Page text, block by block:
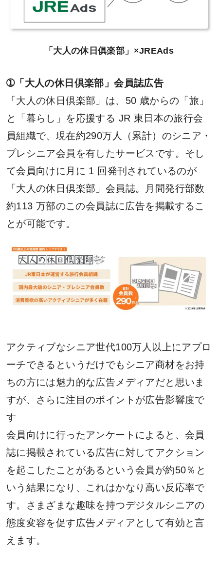
「大人の休日俱楽部」×JREAds
➀「大人の休日倶楽部」会員誌広告
「大人の休日倶楽部」は、50 歳からの「旅」
と「暮らし」を応援する JR 東日本の旅行会
員組織で、現在約290万人（累計）のシニア・
プレシニア会員を有したサービスです。そし
て会員向けに月に 1 回発刊されているのが
「大人の休日倶楽部」会員誌。月間発行部数
約113 万部のこの会員誌に広告を掲載するこ
とが可能です。
アクティブなシニア世代100万人以上にアプロ
ーチできるというだけでもシニア商材をお持
ちの方には魅力的な広告メディアだと思いま
すが、さらに注目のポイントが広告影響度で
す
会員向けに行ったアンケートによると、会員
誌に掲載されている広告に対してアクション
を起こしたことがあるという会員が約50％と
いう結果になり、これはかなり高い反応率で
す。さまざまな趣味を持つデジタルシニアの
態度変容を促す広告メディアとして有効と言
えます。